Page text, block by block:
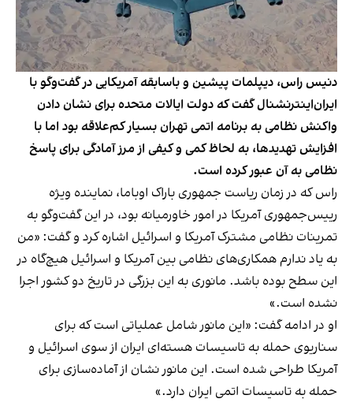
دنیس راس، دیپلمات پیشین و باسابقه آمریکایی در گفت‌وگو با
ایران‌اینترنشنال گفت که دولت ایالات متحده برای نشان دادن
واکنش نظامی به برنامه اتمی تهران بسیار کم‌علاقه بود اما با
افزایش تهدیدها، به لحاظ کمی و کیفی از مرز آمادگی برای پاسخ
نظامی به آن عبور کرده است.
راس که در زمان ریاست جمهوری باراک اوباما، نماینده ویژه
رییس‌جمهوری آمریکا در امور خاورمیانه بود، در این گفت‌وگو به
تمرینات نظامی مشترک آمریکا و اسرائیل اشاره کرد و گفت: «من
به یاد ندارم همکاری‌های نظامی بین آمریکا و اسرائیل هیچ‌گاه در
این سطح بوده باشد. مانوری به این بزرگی در تاریخ دو کشور اجرا
نشده است.»
او در ادامه گفت: «این مانور شامل عملیاتی است که برای
سناریوی حمله به تاسیسات هسته‌ای ایران از سوی اسرائیل و
آمریکا طراحی شده است. این مانور نشان از آماده‌سازی برای
حمله به تاسیسات اتمی ایران دارد.»